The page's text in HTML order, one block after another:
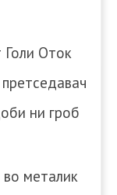
Оток
ни гроб
металик